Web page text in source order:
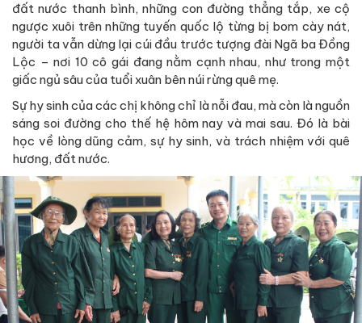
đất nước thanh bình, những con đường thẳng tắp, xe cộ
ngược xuôi trên những tuyến quốc lộ từng bị bom cày nát,
người ta vẫn dừng lại cúi đầu trước tượng đài Ngã ba Đồng
Lộc – nơi 10 cô gái đang nằm cạnh nhau, như trong một
giấc ngủ sâu của tuổi xuân bên núi rừng quê mẹ.
Sự hy sinh của các chị không chỉ là nỗi đau, mà còn là nguồn
sáng soi đường cho thế hệ hôm nay và mai sau. Đó là bài
học về lòng dũng cảm, sự hy sinh, và trách nhiệm với quê
hương, đất nước.